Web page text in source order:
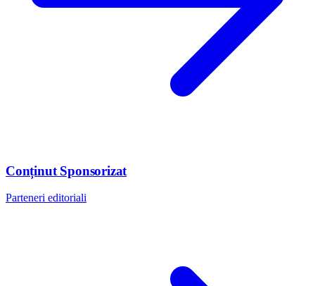
Conținut Sponsorizat
Parteneri editoriali